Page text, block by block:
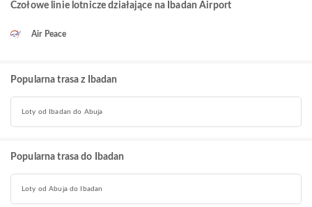
Czołowe linie lotnicze działające na Ibadan Airport
Air Peace
Popularna trasa z Ibadan
Loty od Ibadan do Abuja
Popularna trasa do Ibadan
Loty od Abuja do Ibadan